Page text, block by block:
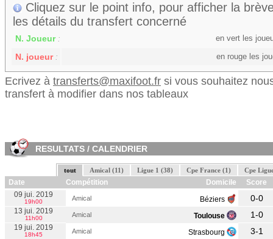
Cliquez sur le point info, pour afficher la
les détails du transfert concerné
N. Joueur: en vert les
N. joueur: en rouge les
Ecrivez à transferts@maxifoot.fr si vous souhaitez
transfert à modifier dans nos tableaux
RESULTATS / CALENDRIER
tout Amical (11) Ligue 1 (38) Cpe France (1) Cpe
Date Compétition Domicile
Score
09 jui. 2019
19h00 Amical Béziers 0-0
13 jui. 2019
11h00 Amical Toulouse 1-0
19 jui. 2019
18h45 Amical Strasbourg 3-1